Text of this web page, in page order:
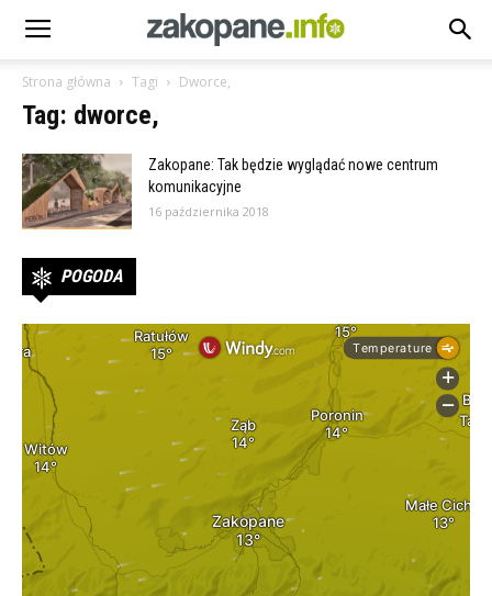
Strona główna Tagi Dworce,
Tag: dworce,
Zakopane: Tak będzie wyglądać nowe centrum
komunikacyjne
16 października 2018
POGODA